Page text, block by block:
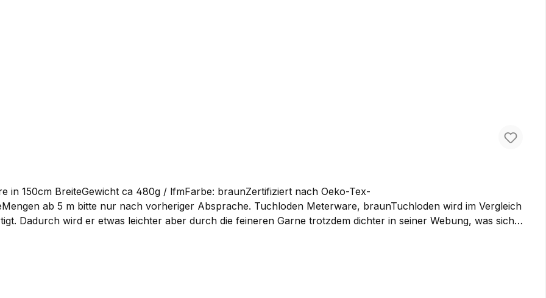
und ist sogar auf der blanken Haut angenehm zu tragen, was bei Schurwolle nicht selbstverständlich ist.
eine Jacke aus Lodenfleece durchaus auch ein ganze Weile im Regen tragen bevor es unangenehm wird.
in 150cm BreiteGewicht ca 480g / lfmFarbe: braunZertifiziert nach Oeko-Tex-
vorheriger Absprache. Tuchloden Meterware, braunTuchloden wird im Vergleich
Dadurch wird er etwas leichter aber durch die feineren Garne trotzdem dichter in seiner Webung, was sich
fällt etwas weicher als Gebirgsloden und eignet sich dadurch besonders für Bekleidung wie Lodenjacken,
Den Tuchloden verwenden wir selber bevorzugt für unsere Jacken. Sie können ihn bei uns als